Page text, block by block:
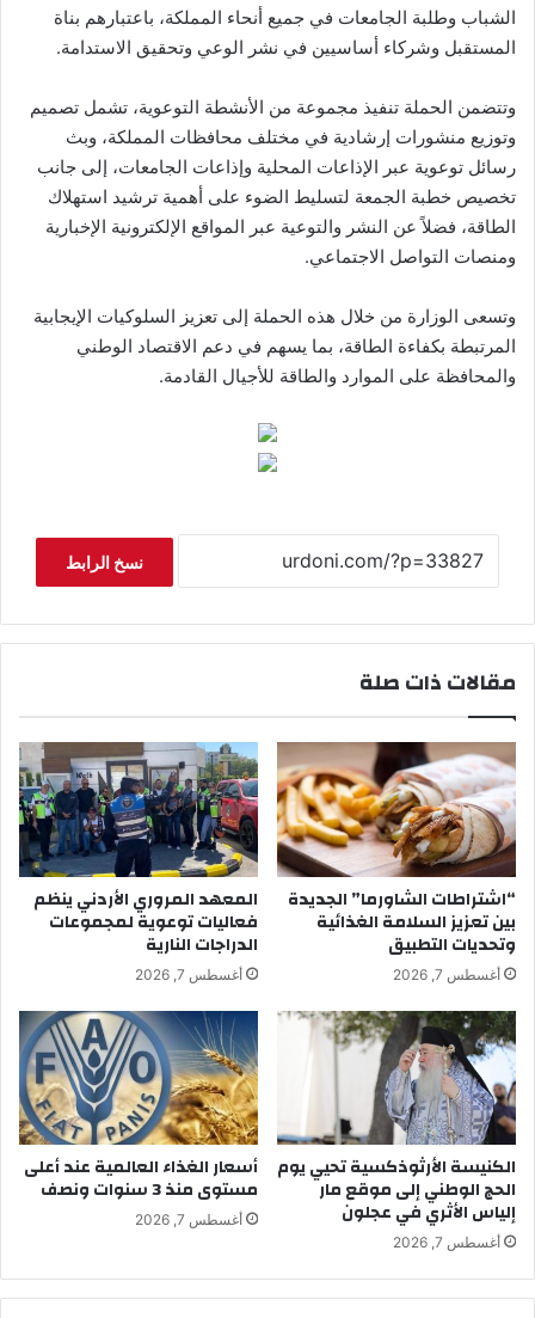
الشباب وطلبة الجامعات في جميع أنحاء المملكة، باعتبارهم بناة
المستقبل وشركاء أساسيين في نشر الوعي وتحقيق الاستدامة.
وتتضمن الحملة تنفيذ مجموعة من الأنشطة التوعوية، تشمل تصميم
وتوزيع منشورات إرشادية في مختلف محافظات المملكة، وبث
رسائل توعوية عبر الإذاعات المحلية وإذاعات الجامعات، إلى جانب
تخصيص خطبة الجمعة لتسليط الضوء على أهمية ترشيد استهلاك
الطاقة، فضلاً عن النشر والتوعية عبر المواقع الإلكترونية الإخبارية
ومنصات التواصل الاجتماعي.
وتسعى الوزارة من خلال هذه الحملة إلى تعزيز السلوكيات الإيجابية
المرتبطة بكفاءة الطاقة، بما يسهم في دعم الاقتصاد الوطني
والمحافظة على الموارد والطاقة للأجيال القادمة.
نسخ الرابط
مقالات ذات صلة
“اشتراطات الشاورما” الجديدة
بين تعزيز السلامة الغذائية
وتحديات التطبيق
أغسطس 7, 2026
المعهد المروري الأردني ينظم
فعاليات توعوية لمجموعات
الدراجات النارية
أغسطس 7, 2026
الكنيسة الأرثوذكسية تحيي يوم
الحج الوطني إلى موقع مار
إلياس الأثري في عجلون
أغسطس 7, 2026
أسعار الغذاء العالمية عند أعلى
مستوى منذ 3 سنوات ونصف
أغسطس 7, 2026